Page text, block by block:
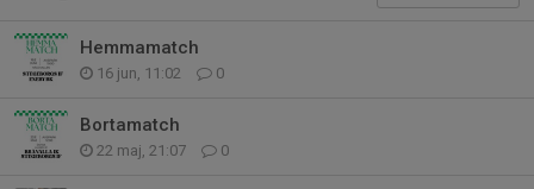
Hemmamatch
16 jun, 11:02 0
Bortamatch
22 maj, 21:07 0